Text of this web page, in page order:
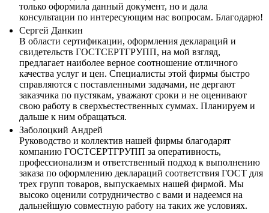
только оформила данный документ, но и дала
консультации по интересующим нас вопросам. Благодарю!
Сергей Данкин
В области сертификации, оформления деклараций и
свидетельств ГОСТСЕРТГРУПП, на мой взгляд,
предлагает наиболее верное соотношение отличного
качества услуг и цен. Специалисты этой фирмы быстро
справляются с поставленными задачами, не дергают
заказчика по пустякам, уважают сроки и не оценивают
свою работу в сверхъестественных суммах. Планируем и
дальше к ним обращаться.
Заболоцкий Андрей
Руководство и коллектив нашей фирмы благодарят
компанию ГОСТСЕРТГРУПП за оперативность,
профессионализм и ответственный подход к выполнению
заказа по оформлению деклараций соответствия ГОСТ для
трех групп товаров, выпускаемых нашей фирмой. Мы
высоко оценили сотрудничество с вами и надеемся на
дальнейшую совместную работу на таких же условиях.